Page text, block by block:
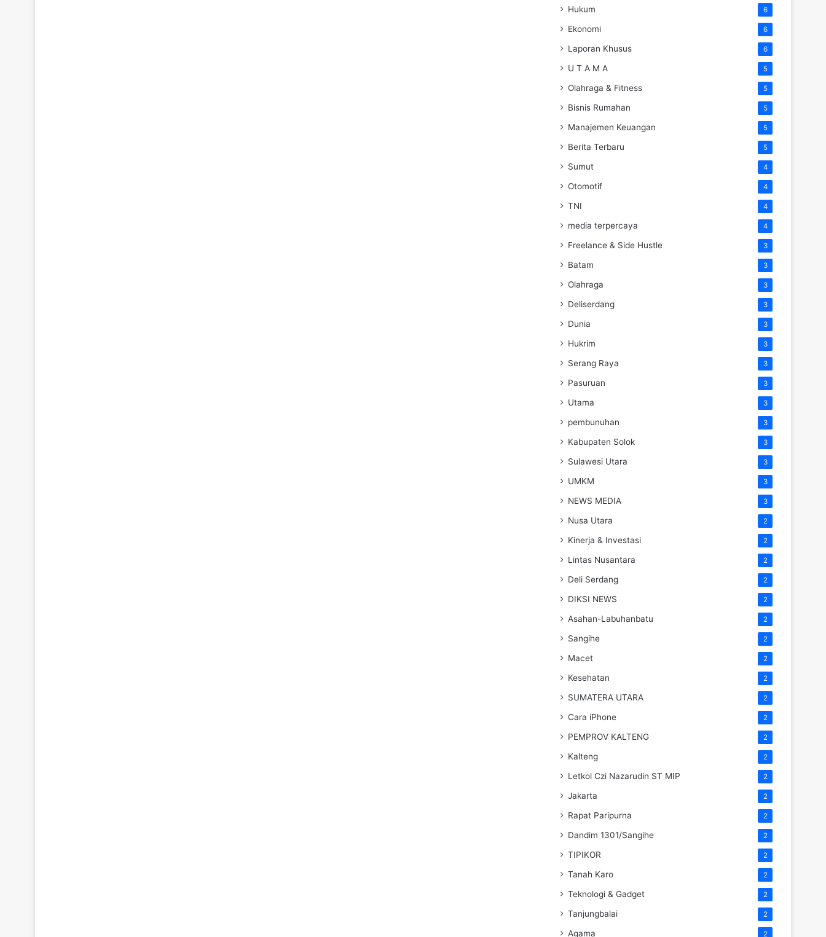
Hukum 6
Ekonomi 6
Laporan Khusus 6
U T A M A 5
Olahraga & Fitness 5
Bisnis Rumahan 5
Manajemen Keuangan 5
Berita Terbaru 5
Sumut 4
Otomotif 4
TNI 4
media terpercaya 4
Freelance & Side Hustle 3
Batam 3
Olahraga 3
Deliserdang 3
Dunia 3
Hukrim 3
Serang Raya 3
Pasuruan 3
Utama 3
pembunuhan 3
Kabupaten Solok 3
Sulawesi Utara 3
UMKM 3
NEWS MEDIA 3
Nusa Utara 2
Kinerja & Investasi 2
Lintas Nusantara 2
Deli Serdang 2
DIKSI NEWS 2
Asahan-Labuhanbatu 2
Sangihe 2
Macet 2
Kesehatan 2
SUMATERA UTARA 2
Cara iPhone 2
PEMPROV KALTENG 2
Kalteng 2
Letkol Czi Nazarudin ST MIP 2
Jakarta 2
Rapat Paripurna 2
Dandim 1301/Sangihe 2
TIPIKOR 2
Tanah Karo 2
Teknologi & Gadget 2
Tanjungbalai 2
Agama 2